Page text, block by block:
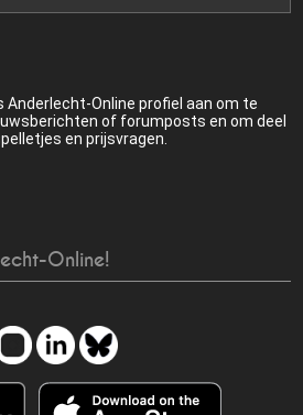
Anderlecht-Online profiel aan om te
of forumposts en om deel
en prijsvragen.
Online!